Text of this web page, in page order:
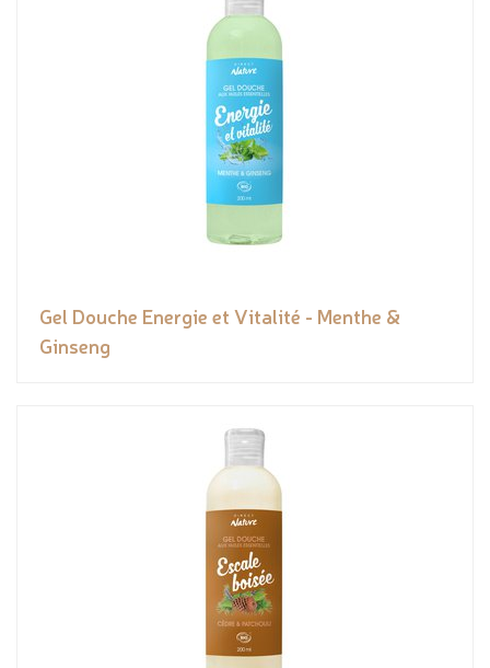
Gel Douche Energie et Vitalité - Menthe &
Ginseng